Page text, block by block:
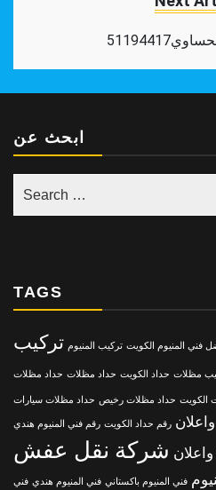
ابحث عن
TAGS
فني المنيوم الكويت تركيب المنيوم تركيب
مظلات حداد الكويت حداد مظلات حداد مظلات
الكويت حداد مظلات رخيص حداد مظلات سيارات
رقم حداد الكويت رقم فني المنيوم هندي
شركة نقل عفش
فني المنيوم باكستاني فني المنيوم هندي فني